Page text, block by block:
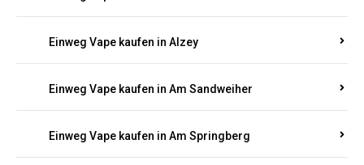
Einweg Vape kaufen in Alzey
Einweg Vape kaufen in Am Sandweiher
Einweg Vape kaufen in Am Springberg